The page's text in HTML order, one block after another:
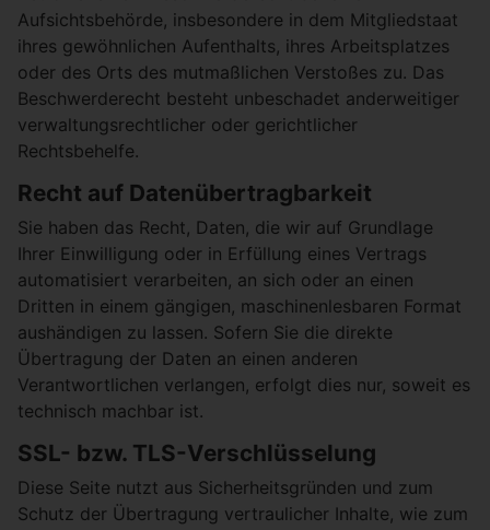
Aufsichtsbehörde, insbesondere in dem Mitgliedstaat
ihres gewöhnlichen Aufenthalts, ihres Arbeitsplatzes
oder des Orts des mutmaßlichen Verstoßes zu. Das
Beschwerderecht besteht unbeschadet anderweitiger
verwaltungsrechtlicher oder gerichtlicher
Rechtsbehelfe.
Recht auf Datenübertragbarkeit
Sie haben das Recht, Daten, die wir auf Grundlage
Ihrer Einwilligung oder in Erfüllung eines Vertrags
automatisiert verarbeiten, an sich oder an einen
Dritten in einem gängigen, maschinenlesbaren Format
aushändigen zu lassen. Sofern Sie die direkte
Übertragung der Daten an einen anderen
Verantwortlichen verlangen, erfolgt dies nur, soweit es
technisch machbar ist.
SSL- bzw. TLS-Verschlüsselung
Diese Seite nutzt aus Sicherheitsgründen und zum
Schutz der Übertragung vertraulicher Inhalte, wie zum